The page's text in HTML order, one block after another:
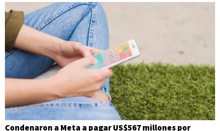
Condenaron a Meta a pagar US$567 millones por